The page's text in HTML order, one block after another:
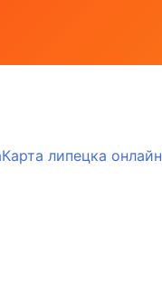
Карта липецка онлайн